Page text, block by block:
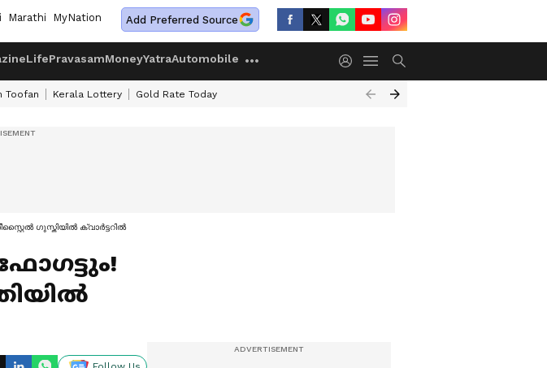
Marathi MyNation Add Preferred Source
LifePravasamMoneyYatraAutomobile
Toofan Kerala Lottery Gold Rate Today
ഗുസ്തിയില്‍ ക്വാര്‍ട്ടറില്‍